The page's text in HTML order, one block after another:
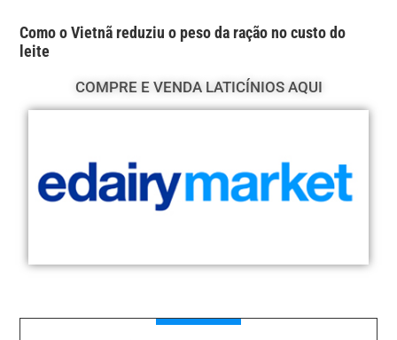
Como o Vietnã reduziu o peso da ração no custo do
leite
COMPRE E VENDA LATICÍNIOS AQUI